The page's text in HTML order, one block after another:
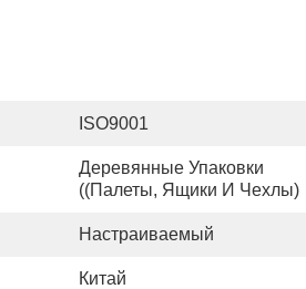
ISO9001
Деревянные Упаковки
((Палеты, Ящики И Чехлы)
Настраиваемый
Китай